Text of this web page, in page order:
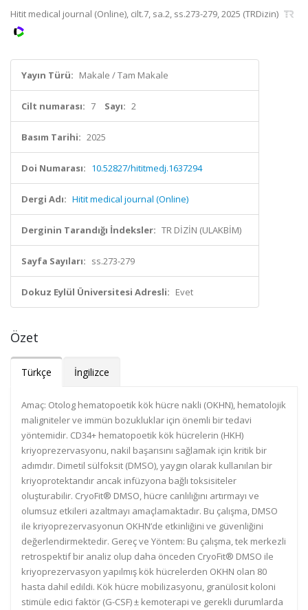
Hitit medical journal (Online), cilt.7, sa.2, ss.273-279, 2025 (TRDizin)
Yayın Türü: Makale / Tam Makale
Cilt numarası: 7 Sayı: 2
Basım Tarihi: 2025
Doi Numarası: 10.52827/hititmedj.1637294
Dergi Adı: Hitit medical journal (Online)
Derginin Tarandığı İndeksler: TR DİZİN (ULAKBİM)
Sayfa Sayıları: ss.273-279
Dokuz Eylül Üniversitesi Adresli: Evet
Özet
Türkçe İngilizce
Amaç: Otolog hematopoetik kök hücre nakli (OKHN), hematolojik
maligniteler ve immün bozukluklar için önemli bir tedavi
yöntemidir. CD34+ hematopoetik kök hücrelerin (HKH)
kriyoprezervasyonu, nakil başarısını sağlamak için kritik bir
adımdır. Dimetil sülfoksit (DMSO), yaygın olarak kullanılan bir
kriyoprotektandır ancak infüzyona bağlı toksisiteler
oluşturabilir. CryoFit® DMSO, hücre canlılığını artırmayı ve
olumsuz etkileri azaltmayı amaçlamaktadır. Bu çalışma, DMSO
ile kriyoprezervasyonun OKHN’de etkinliğini ve güvenliğini
değerlendirmektedir. Gereç ve Yöntem: Bu çalışma, tek merkezli
retrospektif bir analiz olup daha önceden CryoFit® DMSO ile
kriyoprezervasyon yapılmış kök hücrelerden OKHN olan 80
hasta dahil edildi. Kök hücre mobilizasyonu, granülosit koloni
stimüle edici faktör (G-CSF) ± kemoterapi ve gerekli durumlarda